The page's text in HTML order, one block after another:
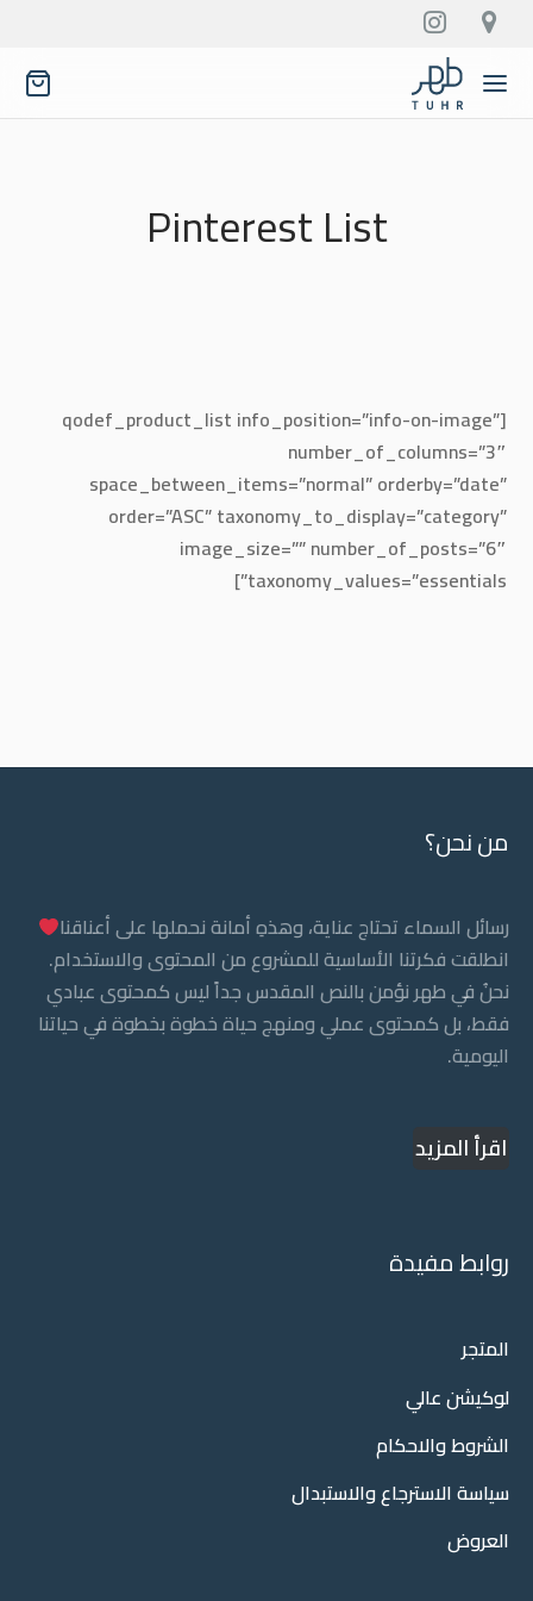
Pinterest List
[qodef_product_list info_position=”info-on-image”
number_of_columns=”3″
space_between_items=”normal” orderby=”date”
order=”ASC” taxonomy_to_display=”category”
image_size=”” number_of_posts=”6″
taxonomy_values=”essentials”]
من نحن؟
رسائل السماء تحتاج عناية، وهذهِ أمانة نحملها على أعناقنا
انطلقت فكرتنا الأساسية للمشروع من المحتوى والاستخدام.
نحنُ في طهر نؤمن بالنص المقدس جداً ليس كمحتوى عبادي
فقط، بل كمحتوى عملي ومنهج حياة خطوة بخطوة في حياتنا
اليومية.
اقرأ المزيد
روابط مفيدة
المتجر
لوكيشن عالي
الشروط والاحكام
سياسة الاسترجاع والاستبدال
العروض